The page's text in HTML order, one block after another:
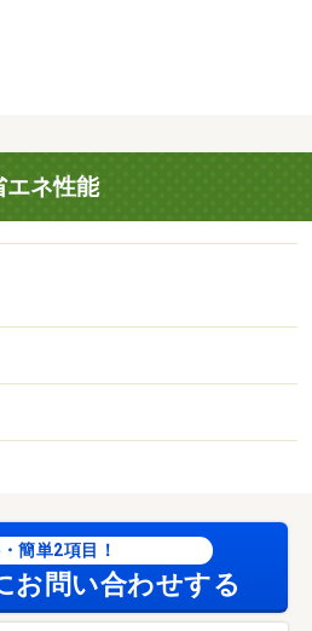
ヶ月／定期借家２年／単身者限
レージハウス・居住用（ＳＯＨ
ス付★ 短期違約金：１年未満
ネットは個別引込相談可（穴あ
）★テレビアンテナ、洗濯機置
：個人契約４０日／法人契約
／温水洗浄便座／最上階／ＩＨ
付／敷金１ヶ月／バイク置場／
／保証会社利用可／Ｐａｓａｒ
ー）まで５５９ｍ／リブレ京成
で９４２ｍ／ファミリーマート
局）まで７１４ｍ／京葉銀行幕
５３ｍ/賃貸戸数:2戸
エネ性能
簡単2項目！
お問い合わせする